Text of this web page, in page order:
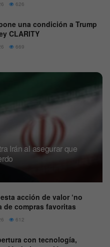
626
una condición a Trump
CLARITY
669
Irán al asegurar que
acción de valor ‘no
de compras favoritas
612
con tecnología,